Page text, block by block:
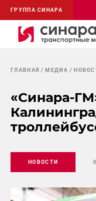
ГРУППА СИНАРА
ГЛАВНАЯ МЕДИА
«Синара-
НОВОСТИ